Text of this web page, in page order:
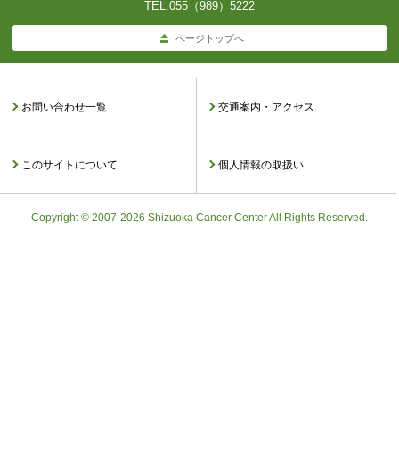
TEL.055（989）5222
ページトップへ
お問い合わせ一覧 交通案内・アクセス
このサイトについて 個人情報の取扱い
Copyright © 2007-2026 Shizuoka Cancer Center All Rights Reserved.